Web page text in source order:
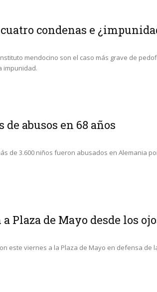
condenas e
mendocino son el caso más grave de
impunidad.
abusos en 68 años
de 3.600 niños fueron abusados en Alemania
Plaza de Mayo desde los
este viernes a la Plaza de Mayo en defensa de